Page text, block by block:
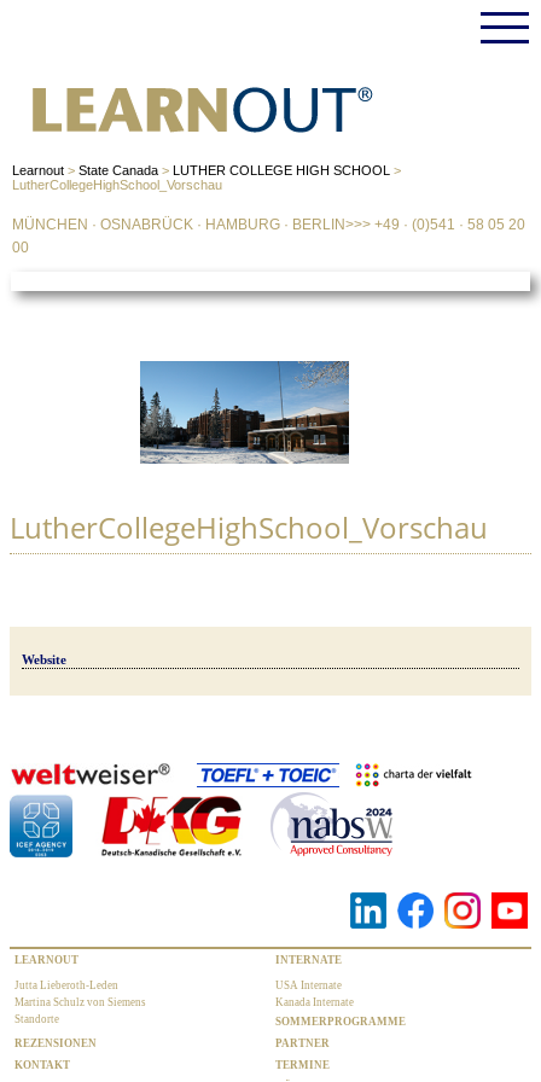
Learnout > State Canada > LUTHER COLLEGE HIGH SCHOOL >
LutherCollegeHighSchool_Vorschau
MÜNCHEN · OSNABRÜCK · HAMBURG · BERLIN>>> +49 · (0)541 · 58 05 20
00
LutherCollegeHighSchool_Vorschau
Website
LEARNOUT
Jutta Lieberoth-Leden
Martina Schulz von Siemens
Standorte
INTERNATE
USA Internate
Kanada Internate
SOMMERPROGRAMME
REZENSIONEN
PARTNER
KONTAKT
TERMINE